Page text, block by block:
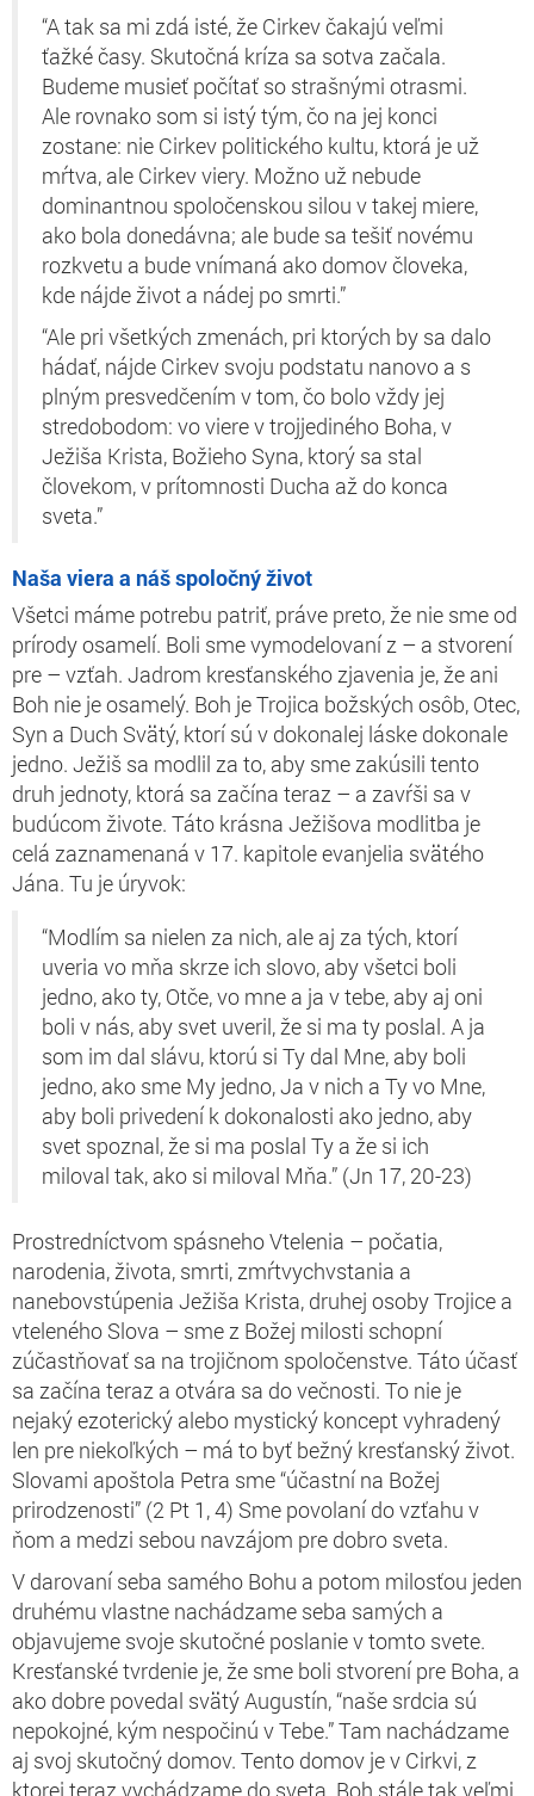
“A tak sa mi zdá isté, že Cirkev čakajú veľmi
ťažké časy. Skutočná kríza sa sotva začala.
Budeme musieť počítať so strašnými otrasmi.
Ale rovnako som si istý tým, čo na jej konci
zostane: nie Cirkev politického kultu, ktorá je už
mŕtva, ale Cirkev viery. Možno už nebude
dominantnou spoločenskou silou v takej miere,
ako bola donedávna; ale bude sa tešiť novému
rozkvetu a bude vnímaná ako domov človeka,
kde nájde život a nádej po smrti.”
“Ale pri všetkých zmenách, pri ktorých by sa dalo
hádať, nájde Cirkev svoju podstatu nanovo a s
plným presvedčením v tom, čo bolo vždy jej
stredobodom: vo viere v trojjediného Boha, v
Ježiša Krista, Božieho Syna, ktorý sa stal
človekom, v prítomnosti Ducha až do konca
sveta.”
Naša viera a náš spoločný život
Všetci máme potrebu patriť, práve preto, že nie sme od
prírody osamelí. Boli sme vymodelovaní z – a stvorení
pre – vzťah. Jadrom kresťanského zjavenia je, že ani
Boh nie je osamelý. Boh je Trojica božských osôb, Otec,
Syn a Duch Svätý, ktorí sú v dokonalej láske dokonale
jedno. Ježiš sa modlil za to, aby sme zakúsili tento
druh jednoty, ktorá sa začína teraz – a zavŕši sa v
budúcom živote. Táto krásna Ježišova modlitba je
celá zaznamenaná v 17. kapitole evanjelia svätého
Jána. Tu je úryvok:
“Modlím sa nielen za nich, ale aj za tých, ktorí
uveria vo mňa skrze ich slovo, aby všetci boli
jedno, ako ty, Otče, vo mne a ja v tebe, aby aj oni
boli v nás, aby svet uveril, že si ma ty poslal. A ja
som im dal slávu, ktorú si Ty dal Mne, aby boli
jedno, ako sme My jedno, Ja v nich a Ty vo Mne,
aby boli privedení k dokonalosti ako jedno, aby
svet spoznal, že si ma poslal Ty a že si ich
miloval tak, ako si miloval Mňa.” (Jn 17, 20-23)
Prostredníctvom spásneho Vtelenia – počatia,
narodenia, života, smrti, zmŕtvychvstania a
nanebovstúpenia Ježiša Krista, druhej osoby Trojice a
vteleného Slova – sme z Božej milosti schopní
zúčastňovať sa na trojičnom spoločenstve. Táto účasť
sa začína teraz a otvára sa do večnosti. To nie je
nejaký ezoterický alebo mystický koncept vyhradený
len pre niekoľkých – má to byť bežný kresťanský život.
Slovami apoštola Petra sme “účastní na Božej
prirodzenosti” (2 Pt 1, 4) Sme povolaní do vzťahu v
ňom a medzi sebou navzájom pre dobro sveta.
V darovaní seba samého Bohu a potom milosťou jeden
druhému vlastne nachádzame seba samých a
objavujeme svoje skutočné poslanie v tomto svete.
Kresťanské tvrdenie je, že sme boli stvorení pre Boha, a
ako dobre povedal svätý Augustín, “naše srdcia sú
nepokojné, kým nespočinú v Tebe.” Tam nachádzame
aj svoj skutočný domov. Tento domov je v Cirkvi, z
ktorej teraz vychádzame do sveta. Boh stále tak veľmi